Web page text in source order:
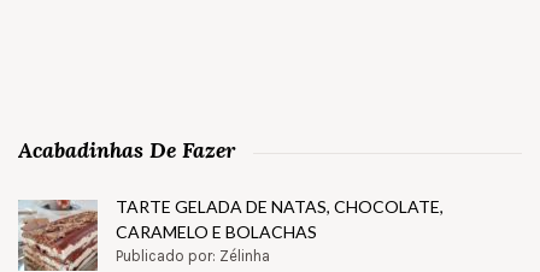
Acabadinhas De Fazer
TARTE GELADA DE NATAS, CHOCOLATE,
CARAMELO E BOLACHAS
Publicado por: Zélinha